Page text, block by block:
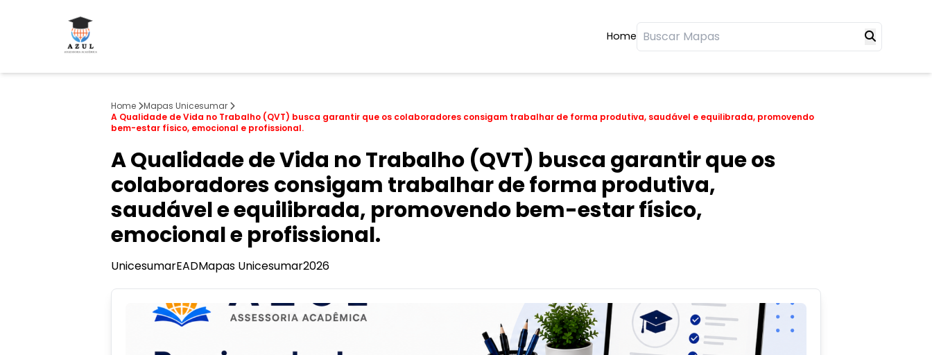
Home
Home
Mapas Unicesumar
A Qualidade de Vida no Trabalho (QVT) busca garantir que os colaboradores consigam trabalhar de forma produtiva, saudável e equilibrada, promovendo
bem-estar físico, emocional e profissional.
A Qualidade de Vida no Trabalho (QVT) busca garantir que os
colaboradores consigam trabalhar de forma produtiva,
saudável e equilibrada, promovendo bem-estar físico,
emocional e profissional.
UnicesumarEADMapas Unicesumar2026